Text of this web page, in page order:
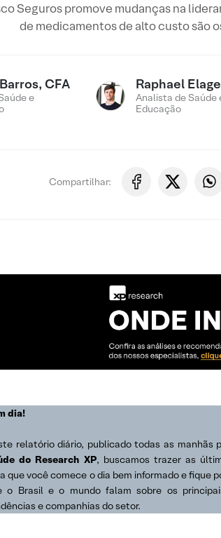
Seguros promove mudanças na
de medicamentos de alto custo são
CFA
e
Raphael Elage
Analista de Saúde
Educação
Compartilhar:
dia!
relatório diário, publicado todas as manhãs
do Research XP, buscamos trazer as
que você comece o dia bem informado e fique
o Brasil e o mundo falam sobre os
e companhias do setor.